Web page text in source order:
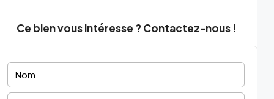
Ce bien vous intéresse ? Contactez-nous !